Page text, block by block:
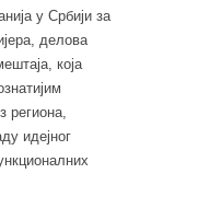
у Србији за
делова
која
региона,
идејног